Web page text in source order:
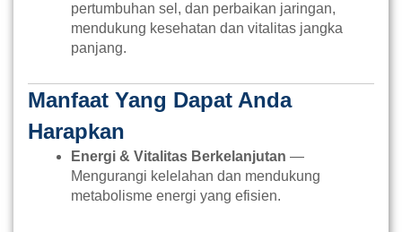
pertumbuhan sel, dan perbaikan jaringan,
mendukung kesehatan dan vitalitas jangka
panjang.
Manfaat Yang Dapat Anda
Harapkan
Energi & Vitalitas Berkelanjutan —
Mengurangi kelelahan dan mendukung
metabolisme energi yang efisien.